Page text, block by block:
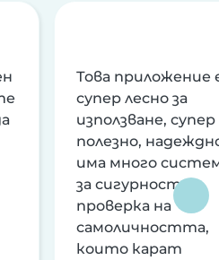
Това приложение
супер лесно за
използване, супер
полезно,
има много
за сигурност и
проверка на
самоличността,
които карат